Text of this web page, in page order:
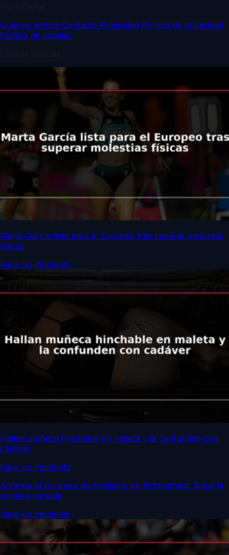
Quiénes somos Contacto Publicidad Política de privacidad
Política de cookies
Marta García lista para el Europeo tras superar molestias
físicas
hace un momento
Hallan muñeca hinchable en maleta y la confunden con
cadáver
hace un momento
Arranca el Europeo de Atletismo en Birmingham: Sigue la
primera jornada
hace un momento